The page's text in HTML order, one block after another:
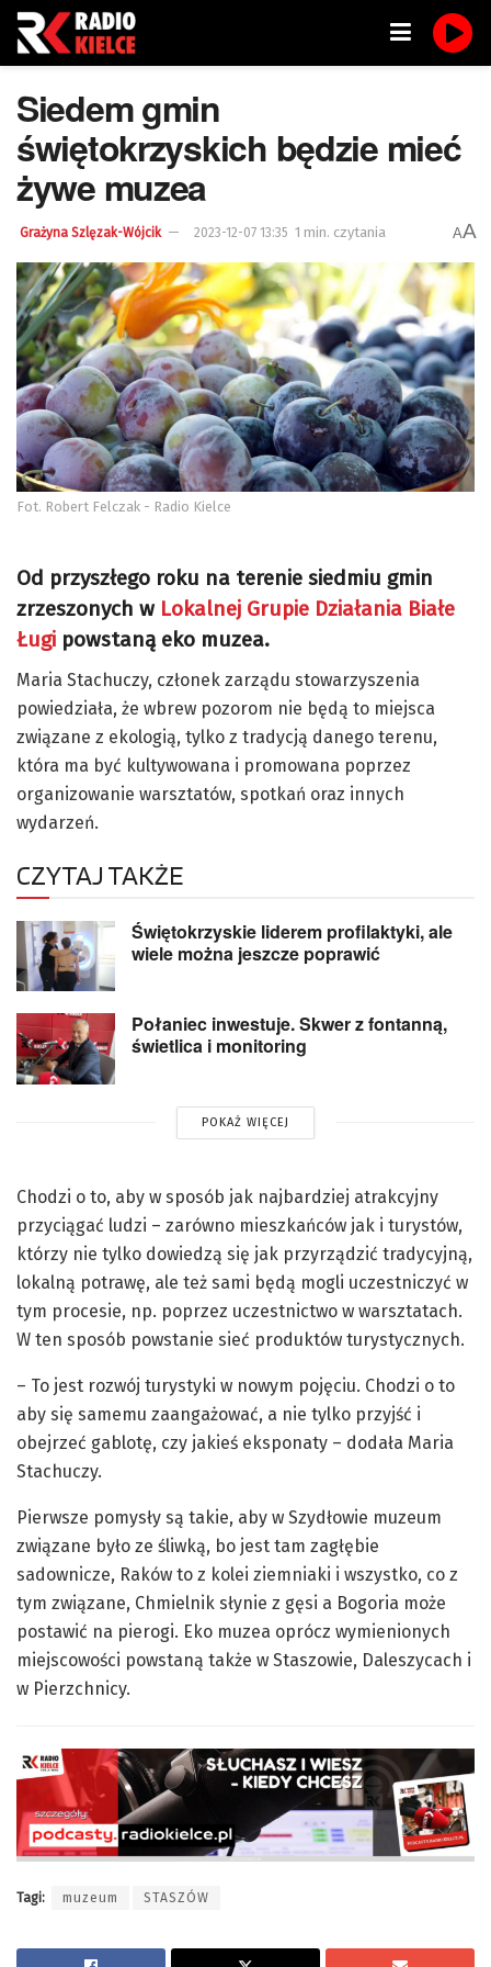
Siedem gmin
świętokrzyskich będzie mieć
żywe muzea
Grażyna Szlęzak-Wójcik 2023-12-07 13:35 1 min. czytania AA
Fot. Robert Felczak - Radio Kielce
Od przyszłego roku na terenie siedmiu gmin
zrzeszonych w Lokalnej Grupie Działania Białe
Ługi powstaną eko muzea.
Maria Stachuczy, członek zarządu stowarzyszenia
powiedziała, że wbrew pozorom nie będą to miejsca
związane z ekologią, tylko z tradycją danego terenu,
która ma być kultywowana i promowana poprzez
organizowanie warsztatów, spotkań oraz innych
wydarzeń.
CZYTAJ TAKŻE
Świętokrzyskie liderem profilaktyki, ale
wiele można jeszcze poprawić
Połaniec inwestuje. Skwer z fontanną,
świetlica i monitoring
POKAŻ WIĘCEJ
Chodzi o to, aby w sposób jak najbardziej atrakcyjny
przyciągać ludzi – zarówno mieszkańców jak i turystów,
którzy nie tylko dowiedzą się jak przyrządzić tradycyjną,
lokalną potrawę, ale też sami będą mogli uczestniczyć w
tym procesie, np. poprzez uczestnictwo w warsztatach.
W ten sposób powstanie sieć produktów turystycznych.
– To jest rozwój turystyki w nowym pojęciu. Chodzi o to
aby się samemu zaangażować, a nie tylko przyjść i
obejrzeć gablotę, czy jakieś eksponaty – dodała Maria
Stachuczy.
Pierwsze pomysły są takie, aby w Szydłowie muzeum
związane było ze śliwką, bo jest tam zagłębie
sadownicze, Raków to z kolei ziemniaki i wszystko, co z
tym związane, Chmielnik słynie z gęsi a Bogoria może
postawić na pierogi. Eko muzea oprócz wymienionych
miejscowości powstaną także w Staszowie, Daleszycach i
w Pierzchnicy.
Tagi: muzeum STASZÓW